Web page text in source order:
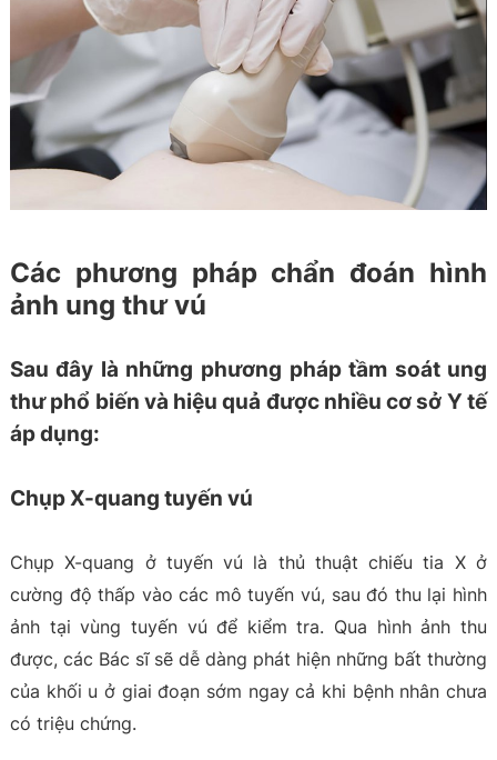
Các phương pháp chẩn đoán hình
ảnh ung thư vú
Sau đây là những phương pháp tầm soát ung
thư phổ biến và hiệu quả được nhiều cơ sở Y tế
áp dụng:
Chụp X-quang tuyến vú
Chụp X-quang ở tuyến vú là thủ thuật chiếu tia X ở
cường độ thấp vào các mô tuyến vú, sau đó thu lại hình
ảnh tại vùng tuyến vú để kiểm tra. Qua hình ảnh thu
được, các Bác sĩ sẽ dễ dàng phát hiện những bất thường
của khối u ở giai đoạn sớm ngay cả khi bệnh nhân chưa
có triệu chứng.